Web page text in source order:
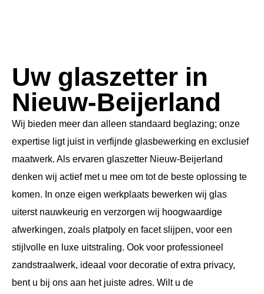
Uw glaszetter in
Nieuw-Beijerland
Wij bieden meer dan alleen standaard beglazing; onze
expertise ligt juist in verfijnde glasbewerking en exclusief
maatwerk. Als ervaren glaszetter Nieuw-Beijerland
denken wij actief met u mee om tot de beste oplossing te
komen. In onze eigen werkplaats bewerken wij glas
uiterst nauwkeurig en verzorgen wij hoogwaardige
afwerkingen, zoals platpoly en facet slijpen, voor een
stijlvolle en luxe uitstraling. Ook voor professioneel
zandstraalwerk, ideaal voor decoratie of extra privacy,
bent u bij ons aan het juiste adres. Wilt u de